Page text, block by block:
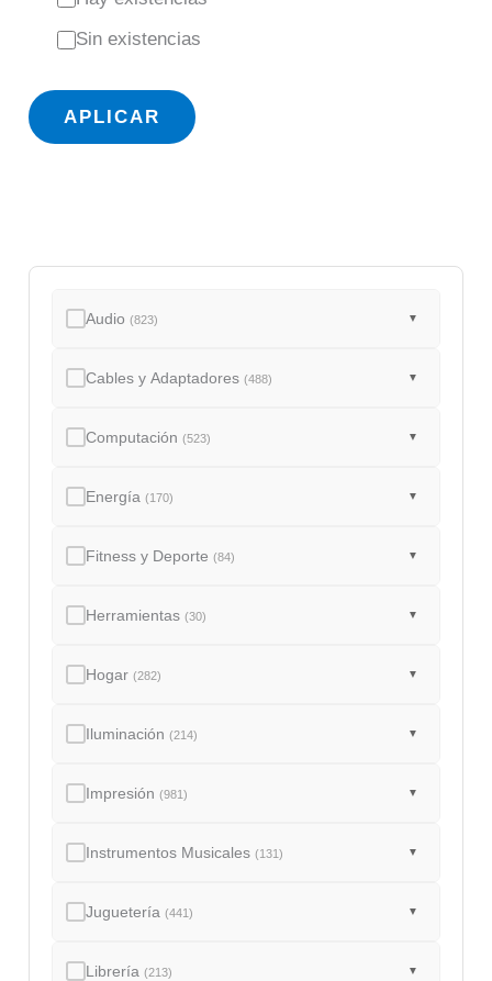
s
d
Sin existencias
APLICAR
Audio(823) ▼
Cables y Adaptadores(488) ▼
Computación(523) ▼
Energía(170) ▼
Fitness y Deporte(84) ▼
Herramientas(30) ▼
Hogar(282) ▼
Iluminación(214) ▼
Impresión(981) ▼
Instrumentos Musicales(131) ▼
Juguetería(441) ▼
Librería(213) ▼